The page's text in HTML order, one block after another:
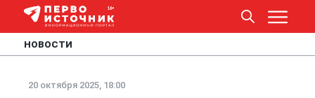
НОВОСТИ
20 октября 2025, 18:00